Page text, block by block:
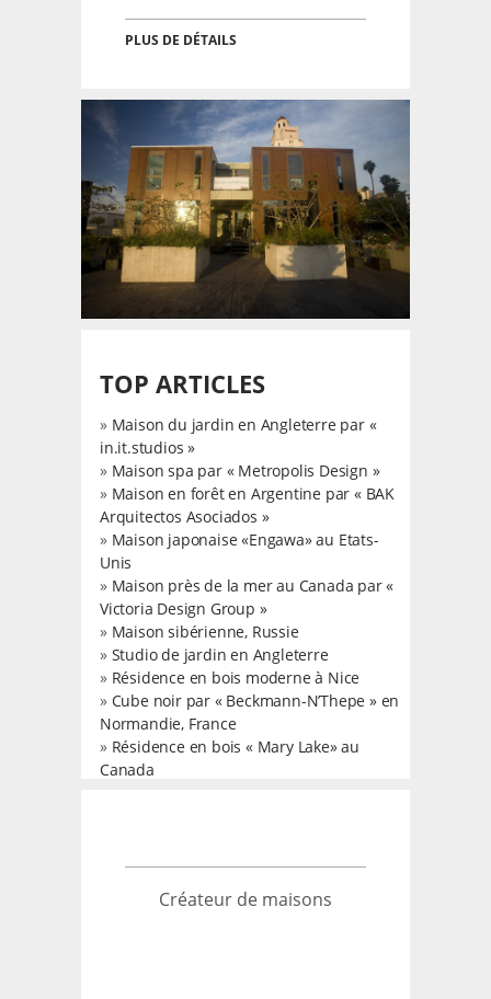
PLUS DE DÉTAILS
TOP ARTICLES
» Maison du jardin en Angleterre par «
in.it.studios »
» Maison spa par « Metropolis Design »
» Maison en forêt en Argentine par « BAK
Arquitectos Asociados »
» Maison japonaise «Engawa» au Etats-
Unis
» Maison près de la mer au Canada par «
Victoria Design Group »
» Maison sibérienne, Russie
» Studio de jardin en Angleterre
» Résidence en bois moderne à Nice
» Cube noir par « Beckmann-N’Thepe » en
Normandie, France
» Résidence en bois « Mary Lake» au
Canada
Créateur de maisons